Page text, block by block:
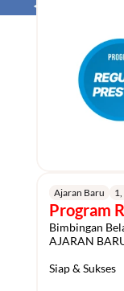
Ajaran Baru
Program
Bimbingan
AJARAN
Siap & Sukses